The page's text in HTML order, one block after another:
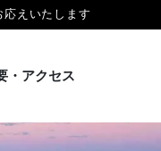
えいたします
・アクセス